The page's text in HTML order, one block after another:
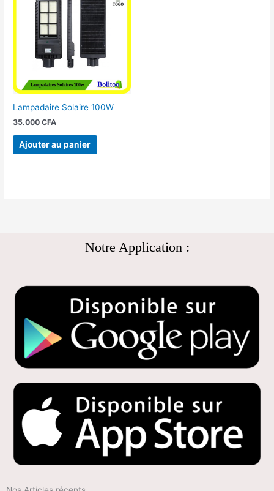
Lampadaire Solaire 100W
35.000CFA
Ajouter au panier
Notre Application :